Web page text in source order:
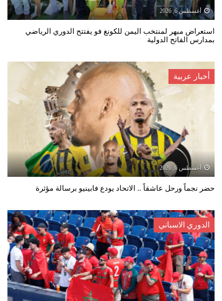
أغسطس 6, 2026
استعراض مبهر لمنتخب اليمن للكونغ فو يفتتح الدوري الرياضي
بمدارس الفاتح الدولية
أخبار عربية
أغسطس 6, 2026
حضر نجماً ورحل عاشقاً .. الاتحاد يودع فابينيو برسالة مؤثرة
الدوري الاسباني